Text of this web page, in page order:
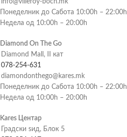
info@villeroy-boch.mk
Понеделник до Сабота 10:00h – 22:00h
Недела од 10:00h – 20:00h
Diamond On The Go
Diamond Mall, II кат
078-254-631
diamondonthego@kares.mk
Понеделник до Сабота 10:00h – 22:00h
Недела од 10:00h – 20:00h
Kares Центар
Градски ѕид, Блок 5